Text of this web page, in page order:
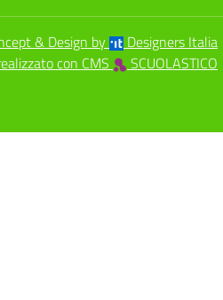
& Design by
Designers Italia
con CMS
SCUOLASTICO